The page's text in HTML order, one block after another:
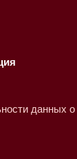
данных о